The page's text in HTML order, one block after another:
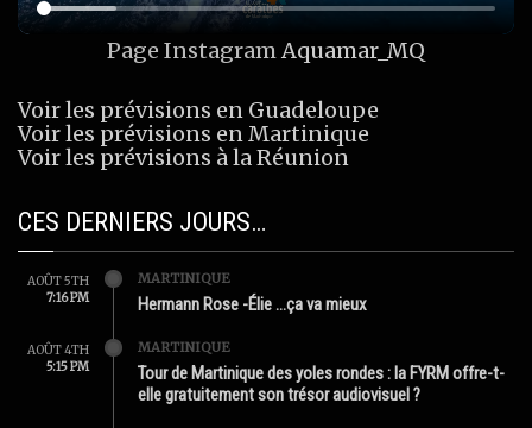
Page InstagramAquamar_MQ
Voir les prévisions en Guadeloupe
Voir les prévisions en Martinique
Voir les prévisions à la Réunion
CES DERNIERS JOURS…
AOÛT 5TH
7:16 PM
MARTINIQUE
Hermann Rose -Élie …ça va mieux
AOÛT 4TH
5:15 PM
MARTINIQUE
Tour de Martinique des yoles rondes : la FYRM offre-t-
elle gratuitement son trésor audiovisuel ?